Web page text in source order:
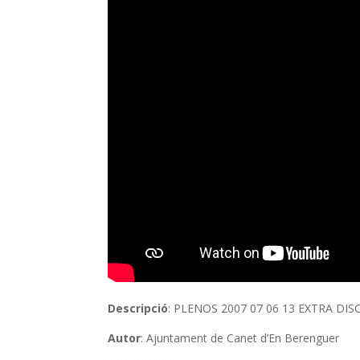
Descripció: PLENOS 2007 07 06 13 EXTRA
Autor: Ajuntament de Canet d’En Berenguer